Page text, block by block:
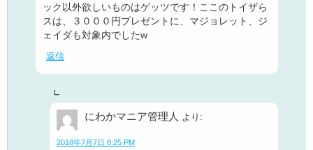
ック以外欲しいものはゲッツです！ここのトイザら
スは、３０００円プレゼントに、マジョレット、ジ
ェイダも対象内でしたw
返信
にわかマニア管理人 より:
2018年7月7日 8:25 PM